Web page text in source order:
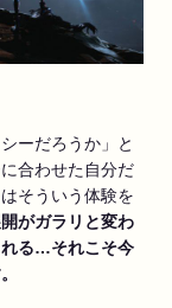
ーだろうか」と
合わせた自分だ
そういう体験を
がガラリと変わ
れる…それこそ今